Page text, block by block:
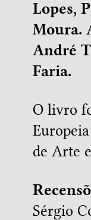
Lopes,
Moura.
André
Faria.
O livro
de Arte
Sérgio